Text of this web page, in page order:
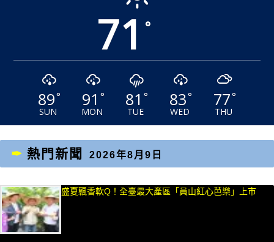
71 °
89°
SUN
91 °
MON
81 °
TUE
83°
WED
77°
THU
熱門新聞 2026年8月9日
盛夏飄香軟Q！全臺最大產區「員山紅心芭樂」上市